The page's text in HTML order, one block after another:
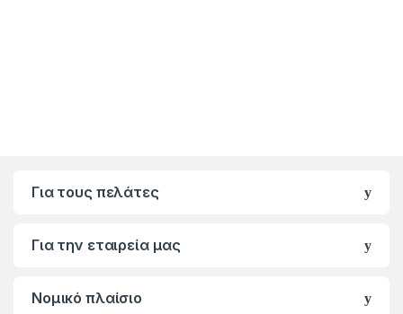
Για τους πελάτες
Για την εταιρεία μας
Νομικό πλαίσιο